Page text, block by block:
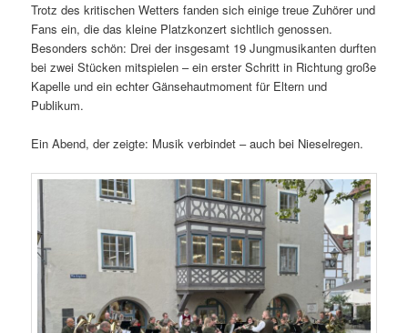
Trotz des kritischen Wetters fanden sich einige treue Zuhörer und
Fans ein, die das kleine Platzkonzert sichtlich genossen.
Besonders schön: Drei der insgesamt 19 Jungmusikanten durften
bei zwei Stücken mitspielen – ein erster Schritt in Richtung große
Kapelle und ein echter Gänsehautmoment für Eltern und
Publikum.
Ein Abend, der zeigte: Musik verbindet – auch bei Nieselregen.